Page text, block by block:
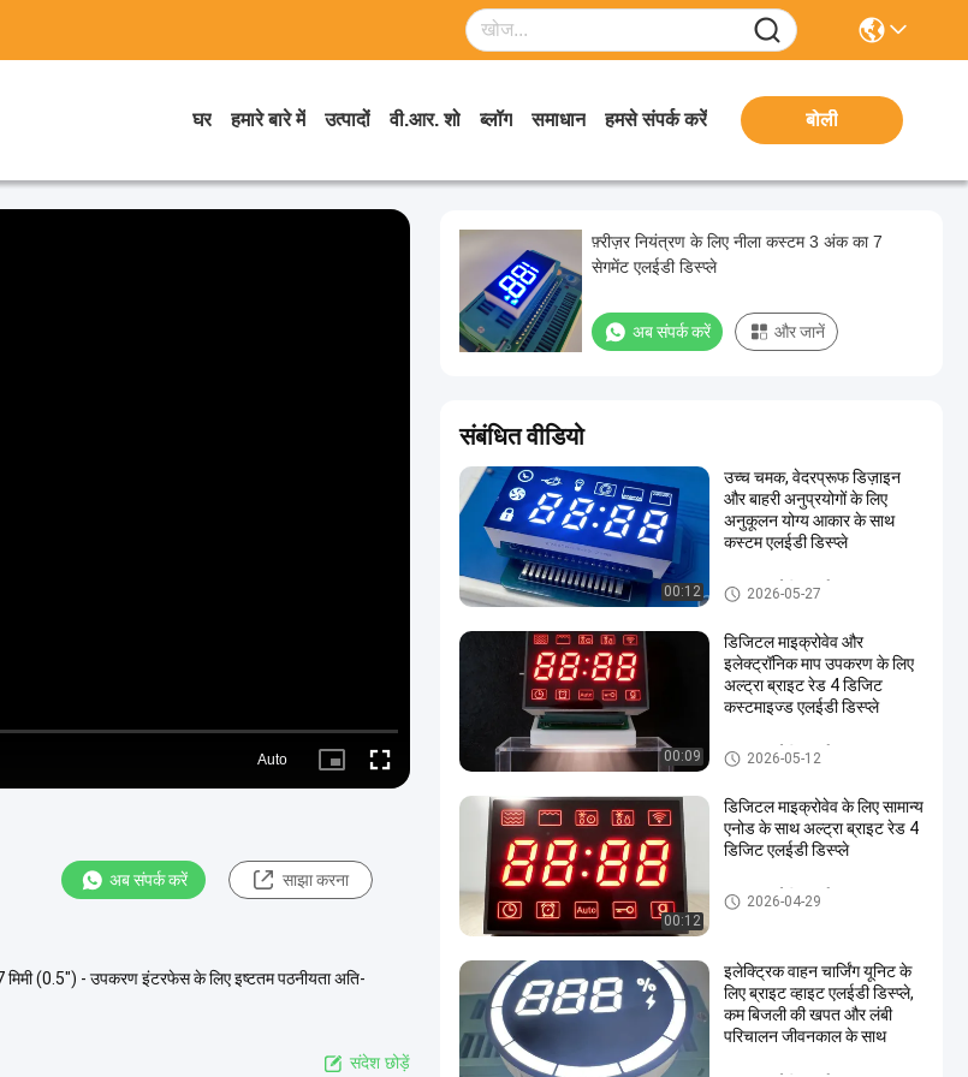
घर हमारे बारे में उत्पादों वी.आर. शो ब्लॉग समाधान हमसे संपर्क करें बोली
Auto
Picture- Fullscreen
अब संपर्क करें साझा करना
मिमी (0.5") - उपकरण इंटरफेस के लिए इष्टतम पठनीयता अति-
संदेश छोड़ें
फ़्रीज़र नियंत्रण के लिए नीला कस्टम 3 अंक का 7
सेगमेंट एलईडी डिस्प्ले
अब संपर्क करें और जानें
संबंधित वीडियो
00:12
उच्च चमक, वेदरप्रूफ डिज़ाइन
और बाहरी अनुप्रयोगों के लिए
अनुकूलन योग्य आकार के साथ
कस्टम एलईडी डिस्प्ले
कस्टम एलईडी प्रदर्शन
2026-05-27
00:09
डिजिटल माइक्रोवेव और
इलेक्ट्रॉनिक माप उपकरण के लिए
अल्ट्रा ब्राइट रेड 4 डिजिट
कस्टमाइज्ड एलईडी डिस्प्ले
कस्टम एलईडी प्रदर्शन
2026-05-12
00:12
डिजिटल माइक्रोवेव के लिए सामान्य
एनोड के साथ अल्ट्रा ब्राइट रेड 4
डिजिट एलईडी डिस्प्ले
कस्टम एलईडी प्रदर्शन
2026-04-29
इलेक्ट्रिक वाहन चार्जिंग यूनिट के
लिए ब्राइट व्हाइट एलईडी डिस्प्ले,
कम बिजली की खपत और लंबी
परिचालन जीवनकाल के साथ